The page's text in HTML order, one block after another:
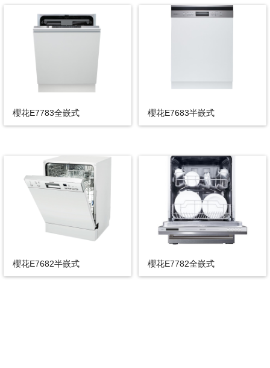
櫻花E7783全嵌式 櫻花E7683半嵌式
櫻花E7682半嵌式 櫻花E7782全嵌式